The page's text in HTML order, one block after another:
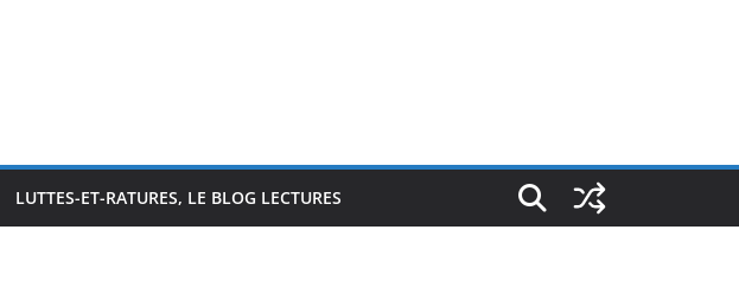
LUTTES-ET-RATURES, LE BLOG LECTURES